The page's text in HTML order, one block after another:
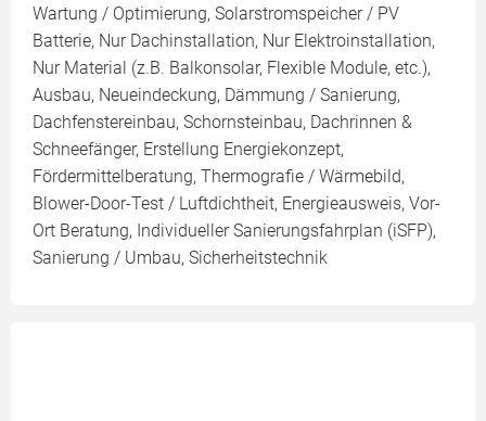
Wartung / Optimierung, Solarstromspeicher / PV
Batterie, Nur Dachinstallation, Nur Elektroinstallation,
Nur Material (z.B. Balkonsolar, Flexible Module, etc.),
Ausbau, Neueindeckung, Dämmung / Sanierung,
Dachfenstereinbau, Schornsteinbau, Dachrinnen &
Schneefänger, Erstellung Energiekonzept,
Fördermittelberatung, Thermografie / Wärmebild,
Blower-Door-Test / Luftdichtheit, Energieausweis, Vor-
Ort Beratung, Individueller Sanierungsfahrplan (iSFP),
Sanierung / Umbau, Sicherheitstechnik